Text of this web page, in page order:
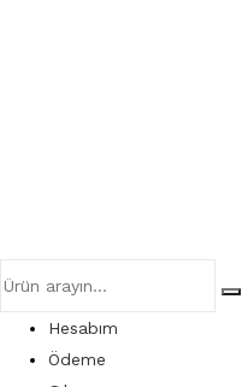
Hesabım
Ödeme